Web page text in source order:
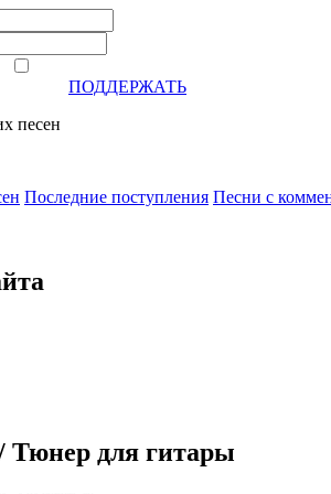
ПОДДЕРЖАТЬ
песен
Последние поступления Песни с
Тюнер для гитары